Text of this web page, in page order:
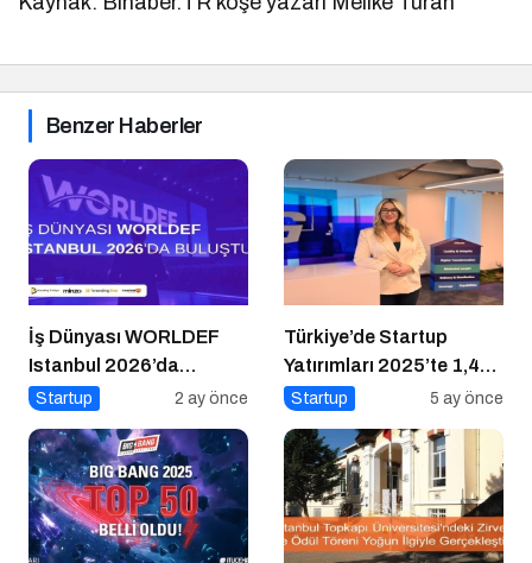
Benzer Haberler
İş Dünyası WORLDEF
Istanbul 2026’da
Buluştu
Startup 2 ay önce
Türkiye’de Startup
Yatırımları 2025’te 1,4
Milyar Dolara Ulaştı
Startup 5 ay önce